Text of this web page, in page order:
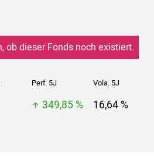
ob dieser Fonds noch existiert.
Perf. 5J Vola. 5J
349,85 % 16,64 %